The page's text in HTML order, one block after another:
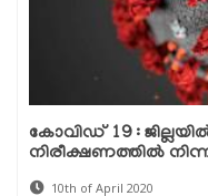
കോവിഡ് 19 :
നിരീക്ഷണത്തില്‍
10th of April 2020